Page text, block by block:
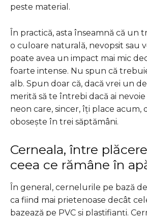
peste material.
În practică, asta înseamnă că un
o culoare naturală, nevopsit sau
poate avea un impact mai mic
foarte intense. Nu spun că
alb. Spun doar că, dacă vrei un
merită să te întrebi dacă ai
neon care, sincer, îți place acum,
obosește în trei săptămâni.
Cerneala, între
ceea ce rămâne în
În general, cernelurile pe bază
ca fiind mai prietenoase decât
bazează pe PVC și plastifianți.